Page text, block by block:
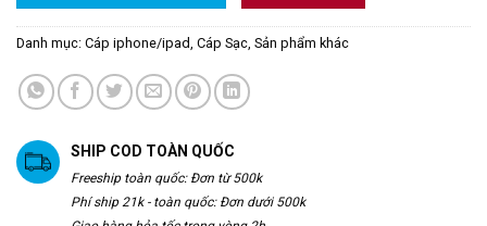
Danh mục: Cáp iphone/ipad Cáp Sạc Sản phẩm khác
SHIP COD TOÀN QUỐC
Freeship toàn quốc: Đơn từ 500k
Phí ship 21k - toàn quốc: Đơn dưới 500k